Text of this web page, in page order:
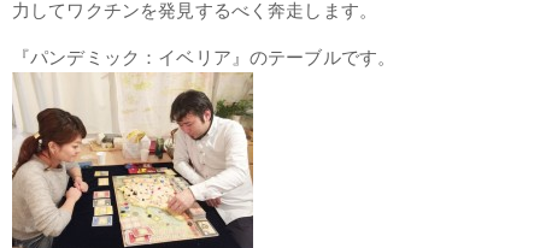
力してワクチンを発見するべく奔走します。
『パンデミック：イベリア』のテーブルです。